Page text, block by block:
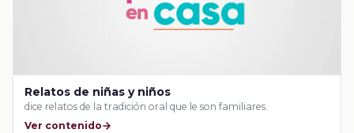
Relatos de niñas y niños
dice relatos de la tradición oral que le son familiares.
Ver contenido